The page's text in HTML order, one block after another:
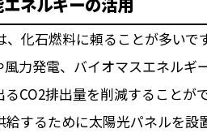
化石燃料に頼ることが多いで
力発電、バイオマスエネルギ
CO2排出量を削減することが
するために太陽光パネルを設